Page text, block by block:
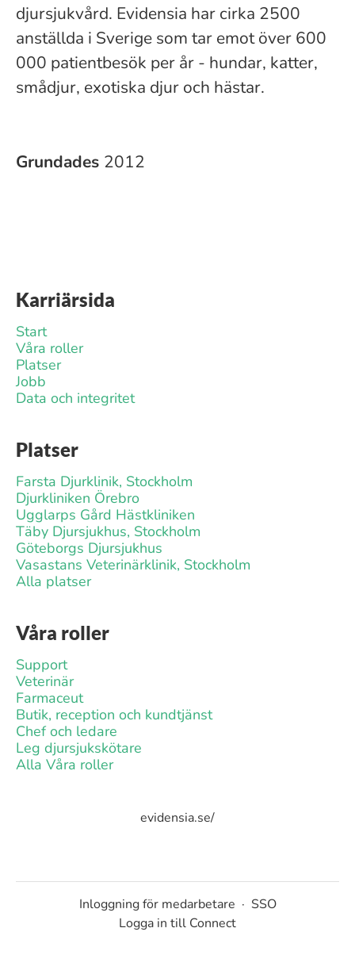
djursjukvård. Evidensia har cirka 2500
anställda i Sverige som tar emot över 600
000 patientbesök per år - hundar, katter,
smådjur, exotiska djur och hästar.
Grundades 2012
Karriärsida
Start
Våra roller
Platser
Jobb
Data och integritet
Platser
Farsta Djurklinik, Stockholm
Djurkliniken Örebro
Ugglarps Gård Hästkliniken
Täby Djursjukhus, Stockholm
Göteborgs Djursjukhus
Vasastans Veterinärklinik, Stockholm
Alla platser
Våra roller
Support
Veterinär
Farmaceut
Butik, reception och kundtjänst
Chef och ledare
Leg djursjukskötare
Alla Våra roller
evidensia.se/
Inloggning för medarbetare · SSO
Logga in till Connect